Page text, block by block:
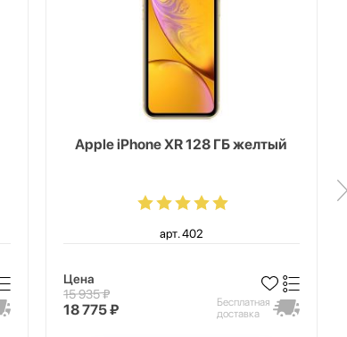
Apple iPhone XR 128 ГБ желтый
арт. 402
Цена
15 935 ₽
18 775 ₽
Бесплатная
доставка